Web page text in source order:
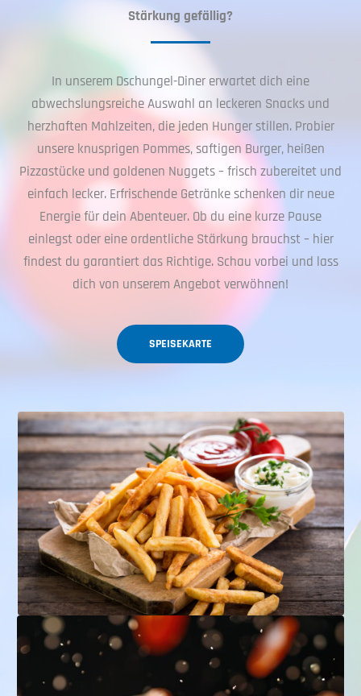
Stärkung gefällig?
In unserem Dschungel-Diner erwartet dich eine
abwechslungsreiche Auswahl an leckeren Snacks und
herzhaften Mahlzeiten, die jeden Hunger stillen. Probier
unsere knusprigen Pommes, saftigen Burger, heißen
Pizzastücke und goldenen Nuggets – frisch zubereitet und
einfach lecker. Erfrischende Getränke schenken dir neue
Energie für dein Abenteuer. Ob du eine kurze Pause
einlegst oder eine ordentliche Stärkung brauchst – hier
findest du garantiert das Richtige. Schau vorbei und lass
dich von unserem Angebot verwöhnen!
SPEISEKARTE